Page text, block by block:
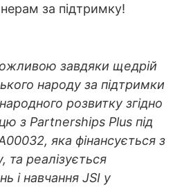
за підтримку!
завдяки щедрій
народу за підтримки
розвитку згідно
з Partnerships Plus під
яка фінансується з
та реалізується
і навчання JSI у